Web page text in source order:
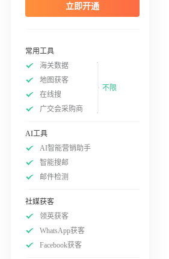
立即开通
常用工具
海关数据
地图获客
在线搜
广交会采购商
不限
AI工具
AI智能营销助手
智能搜邮
邮件检测
社媒获客
领英获客
WhatsApp获客
Facebook获客